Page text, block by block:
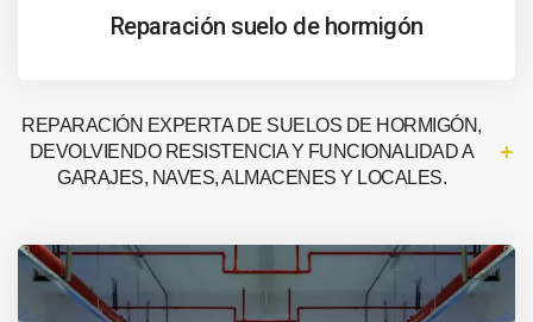
Reparación suelo de hormigón
REPARACIÓN EXPERTA DE SUELOS DE HORMIGÓN,
DEVOLVIENDO RESISTENCIA Y FUNCIONALIDAD A
GARAJES, NAVES, ALMACENES Y LOCALES.